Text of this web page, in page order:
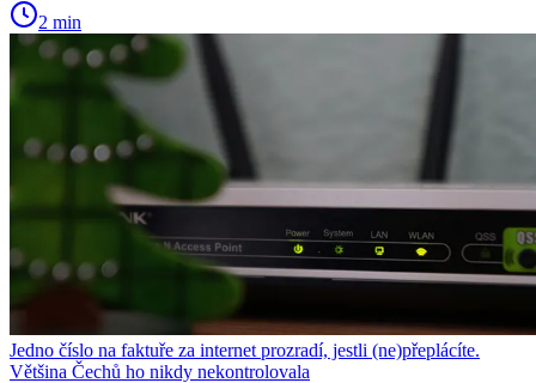
2 min
Jedno číslo na faktuře za internet prozradí, jestli (ne)přeplácíte.
Většina Čechů ho nikdy nekontrolovala